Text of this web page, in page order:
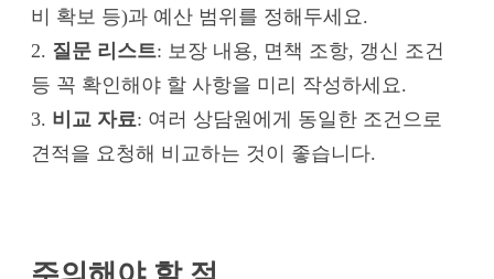
비 확보 등)과 예산 범위를 정해두세요.
2. 질문 리스트: 보장 내용, 면책 조항, 갱신 조건
등 꼭 확인해야 할 사항을 미리 작성하세요.
3. 비교 자료: 여러 상담원에게 동일한 조건으로
견적을 요청해 비교하는 것이 좋습니다.